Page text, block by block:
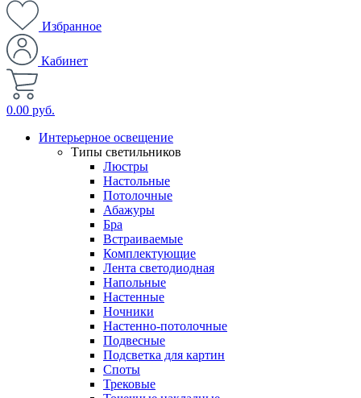
Избранное
Кабинет
0.00 руб.
Интерьерное освещение
Типы светильников
Люстры
Настольные
Потолочные
Абажуры
Бра
Встраиваемые
Комплектующие
Лента светодиодная
Напольные
Настенные
Ночники
Настенно-потолочные
Подвесные
Подсветка для картин
Споты
Трековые